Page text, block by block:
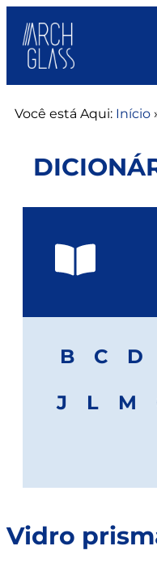
Você está Aqui: Início
B C D
J
L M
Vidro